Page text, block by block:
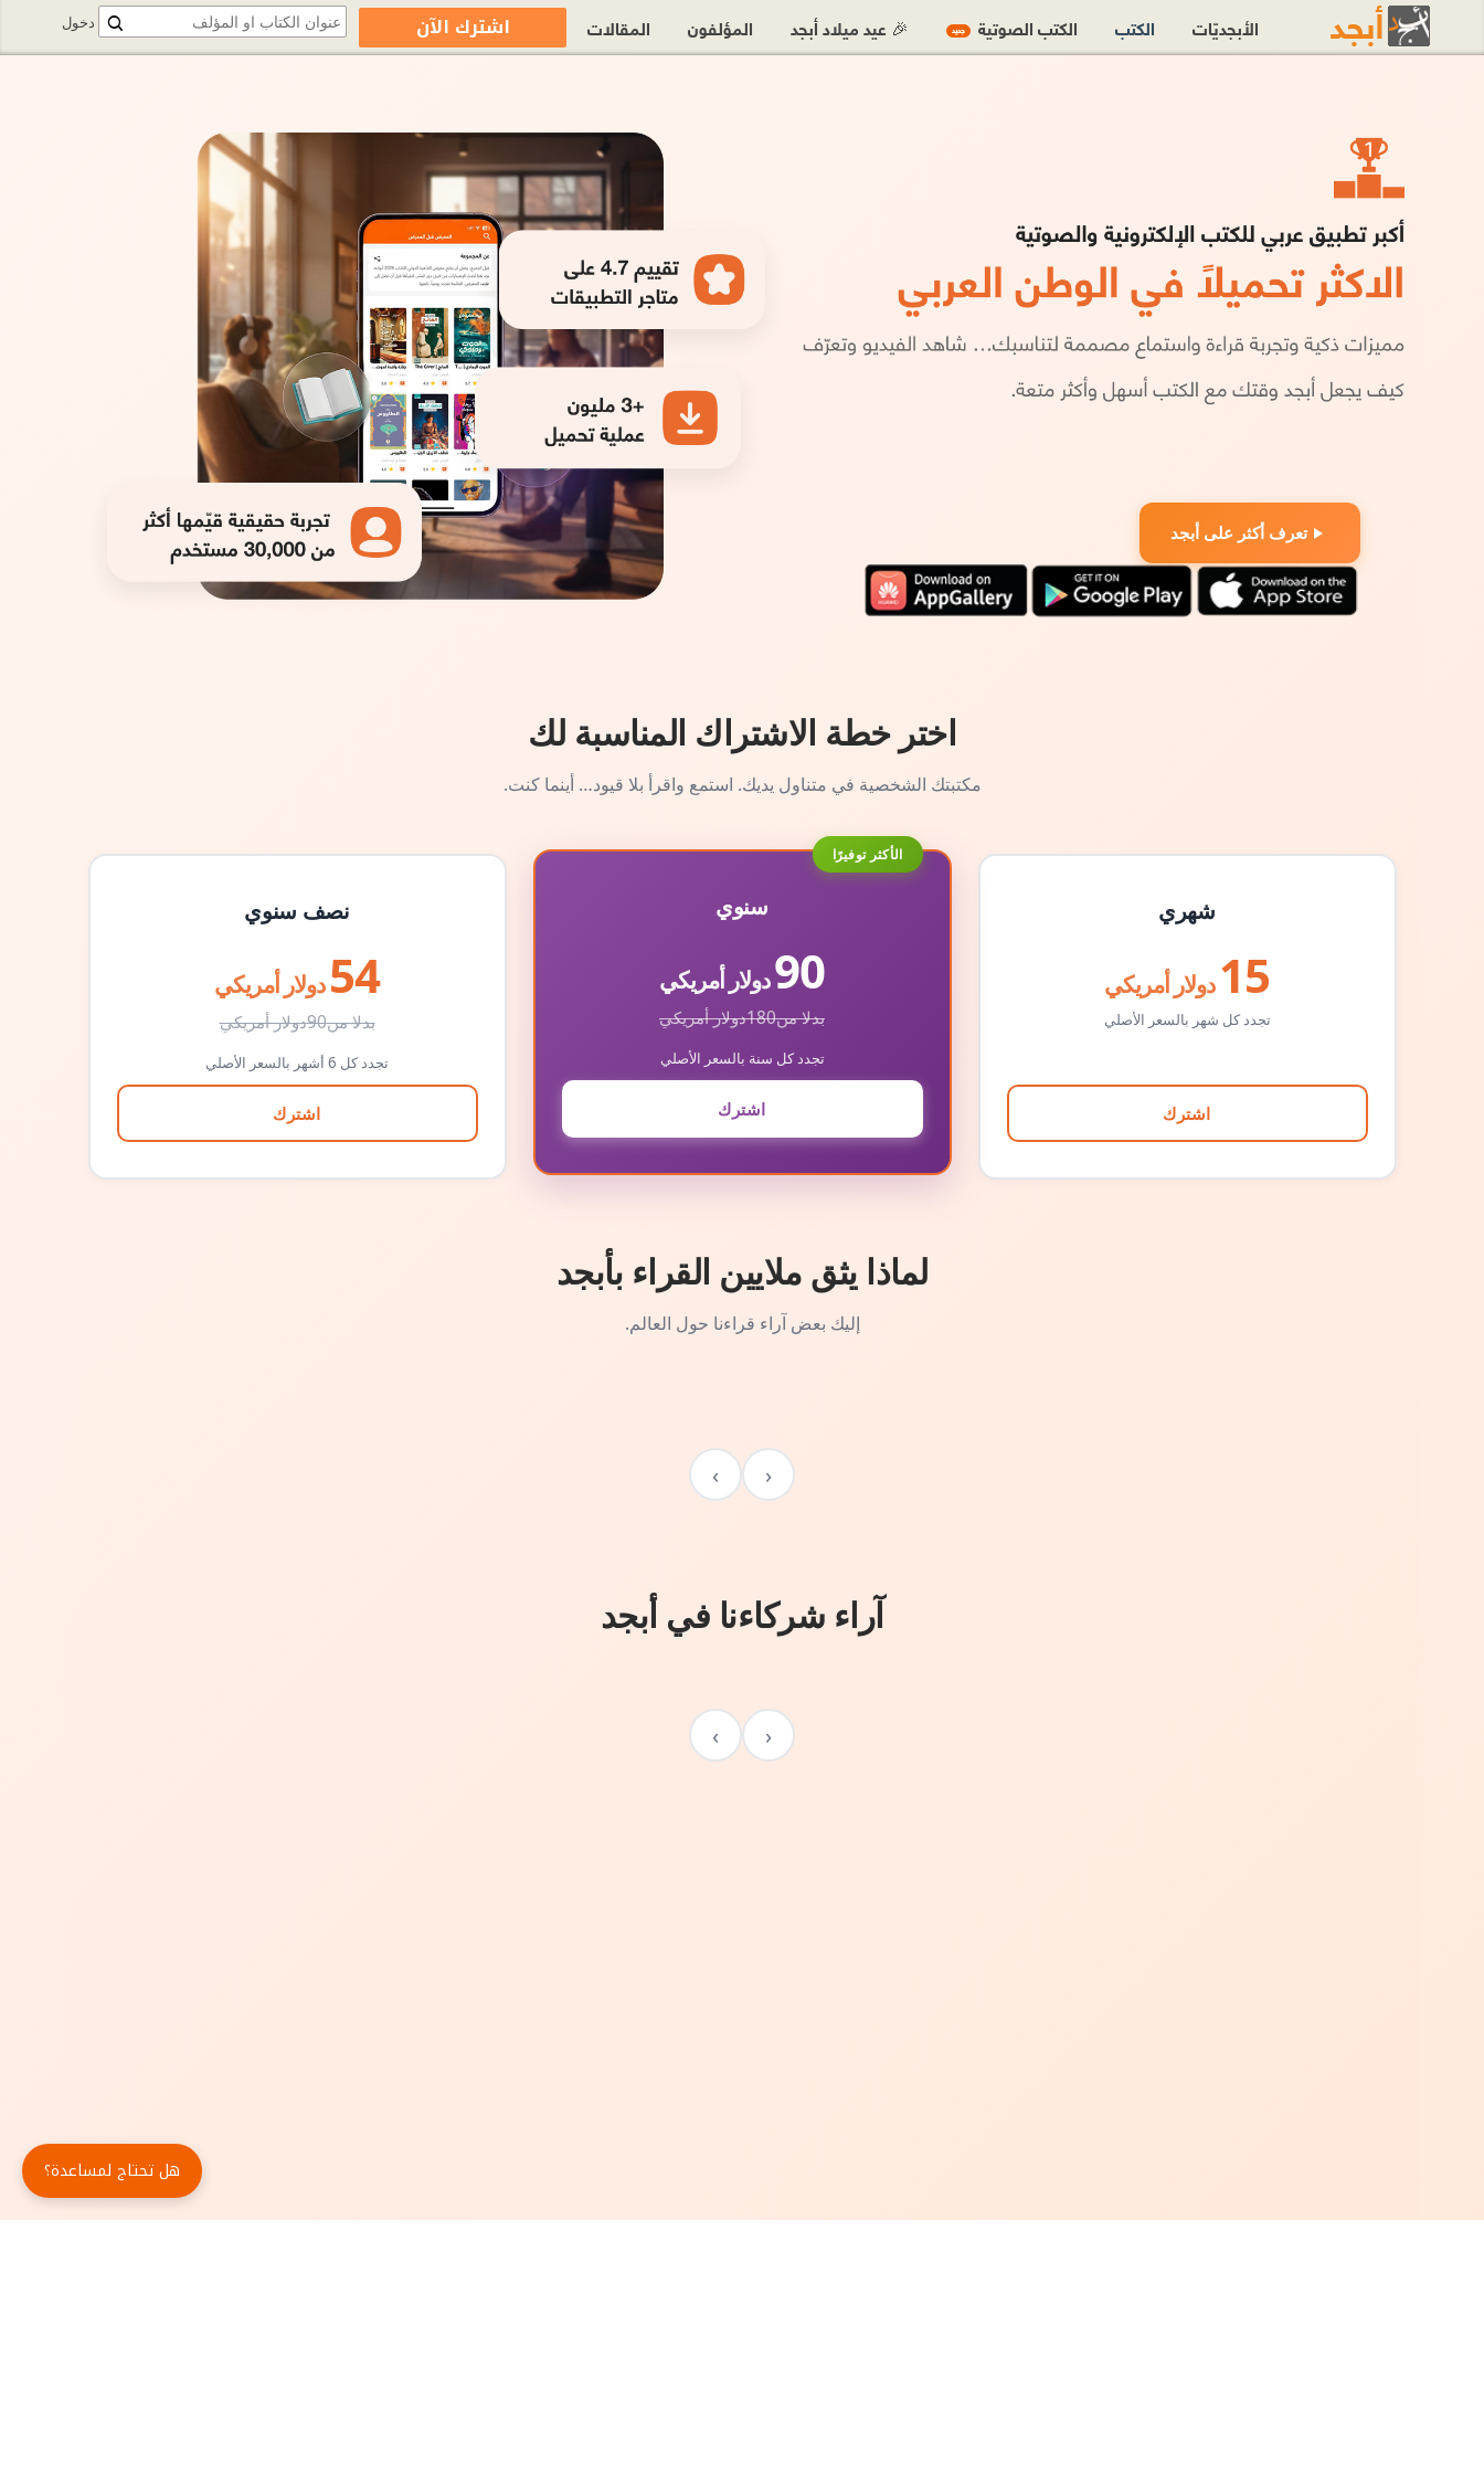
تعرف أكثر على أبجد
اختر خطة الاشتراك المناسبة لك
مكتبتك الشخصية في متناول يديك. استمع واقرأ بلا قيود… أينما كنت.
شهري
15 دولار أمريكي
تجدد كل شهر بالسعر الأصلي
اشترك
الأكثر توفيرًا
سنوي
90دولار أمريكي
بدلا من180دولار أمريكي
تجدد كل سنة بالسعر الأصلي
اشترك
نصف سنوي
54 دولار أمريكي
بدلا من90دولار أمريكي
تجدد كل 6 أشهر بالسعر الأصلي
اشترك
لماذا يثق ملايين القراء بأبجد
إليك بعض آراء قراءنا حول العالم.
‹
›
آراء شركاءنا في أبجد
‹
›
دخول الأبجديّات الكتب الكتب الصوتية جديد 🎉 عيد ميلاد أبجد المؤلفون المقالات اشترك الآن
هل تحتاج لمساعدة؟